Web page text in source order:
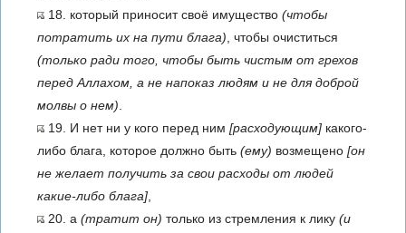
18. который приносит своё имущество (чтобы
потратить их на пути блага) , чтобы очиститься
(только ради того, чтобы быть чистым от грехов
перед Аллахом, а не напоказ людям и не для доброй
молвы о нем)
19. И нет ни у кого перед ним [расходующим] какого-
либо блага, которое должно быть (ему) возмещено [он
не желает получить за свои расходы от людей
какие-либо блага]
20. а (тратит он) только из стремления к лику (и